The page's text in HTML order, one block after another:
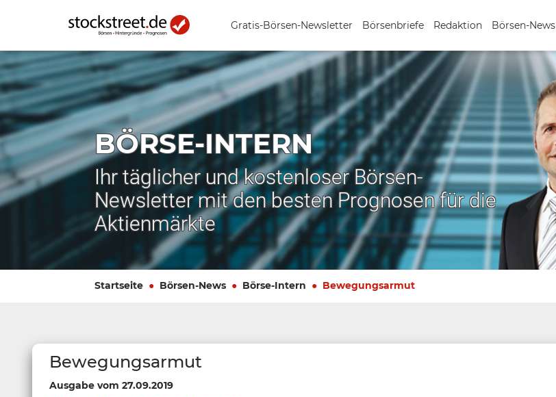
Gratis-Börsen-Newsletter Börsenbriefe Redaktion Börsen-News
BÖRSE-INTERN
Ihr täglicher und kostenloser Börsen-
Newsletter mit den besten Prognosen für die
Aktienmärkte
Startseite Börsen-News Börse-Intern Bewegungsarmut
Bewegungsarmut
Ausgabe vom 27.09.2019